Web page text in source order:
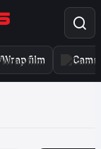
Wrap film